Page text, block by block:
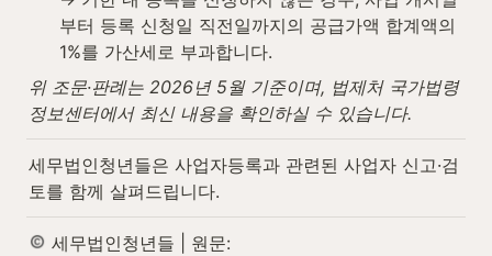
부터 등록 신청일 직전일까지의 공급가액 합계액의
1%를 가산세로 부과합니다.
위 조문·판례는 2026년 5월 기준이며, 법제처 국가법령
정보센터에서 최신 내용을 확인하실 수 있습니다.
세무법인청년들은 사업자등록과 관련된 사업자 신고·검
토를 함께 살펴드립니다.